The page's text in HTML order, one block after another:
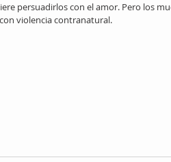
persuadirlos con el amor. Pero los
violencia contranatural.